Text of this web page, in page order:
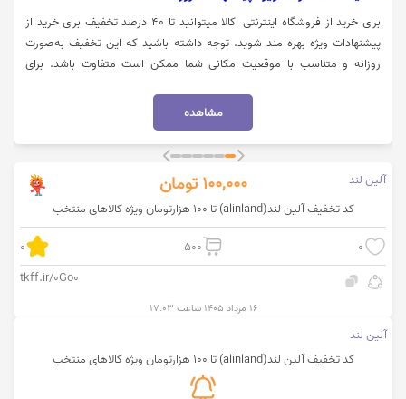
برای خرید از فروشگاه اینترنتی اکالا میتوانید تا 40 درصد تخفیف برای خرید از
پیشنهادات ویژه بهره مند شوید. توجه داشته باشید که این تخفیف به‌صورت
روزانه و متناسب با موقعیت مکانی شما ممکن است متفاوت باشد. برای
مشاهده
آلین لند 100,000 تومان
کد تخفیف آلین لند(alinland) تا 100 هزارتومان ویژه کالاهای منتخب
0
500
0
tkff.ir/0Go0
۱۶ مرداد ۱۴۰۵ ساعت ۱۷:۰۳
آلین لند
کد تخفیف آلین لند(alinland) تا 100 هزارتومان ویژه کالاهای منتخب